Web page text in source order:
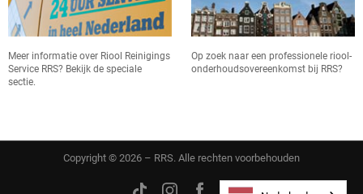
Meer informatie over Riool Reinigings
Service RRS? Bekijk de speciale
sectie.
Op zoek naar een professionele riool-
onderhoudsovereenkomst bij RRS?
Copyright © 2026 – RRS. Alle rechten voorbehouden